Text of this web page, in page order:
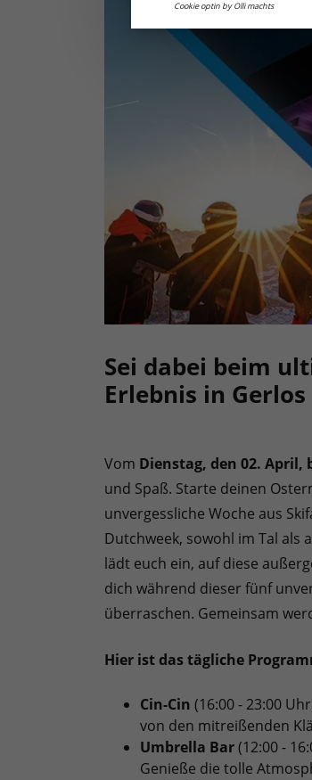
Sei dabei beim
Erlebnis in
Vom Dienstag, den 02. April,
und Spaß. Starte deinen
unvergessliche Woche aus
Dutchweek, sowohl im Tal als
lädt euch ein, auf diese
dich während dieser fünf
überraschen. Gemeinsam
Hier ist das tägliche
Cin-Cin (16:00 - 23:00
von den mitreißenden
Umbrella Bar(12:00 -
Genieße die tolle
Cookie optin by Olli machts